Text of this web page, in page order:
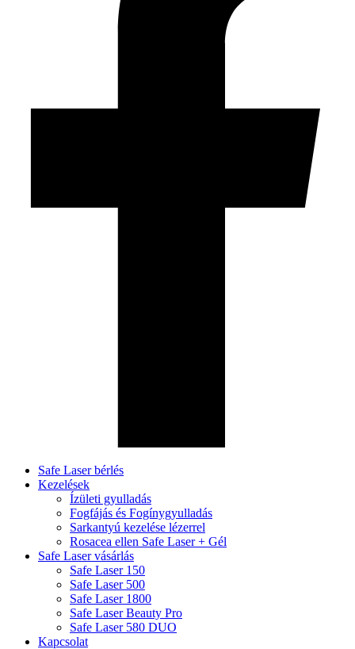
Safe Laser bérlés
Kezelések
Ízületi gyulladás
Fogfájás és Fogínygyulladás
Sarkantyú kezelése lézerrel
Rosacea ellen Safe Laser + Gél
Safe Laser vásárlás
Safe Laser 150
Safe Laser 500
Safe Laser 1800
Safe Laser Beauty Pro
Safe Laser 580 DUO
Kapcsolat